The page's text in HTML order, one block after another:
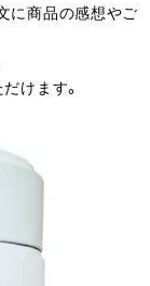
に商品の感想やご
けます。